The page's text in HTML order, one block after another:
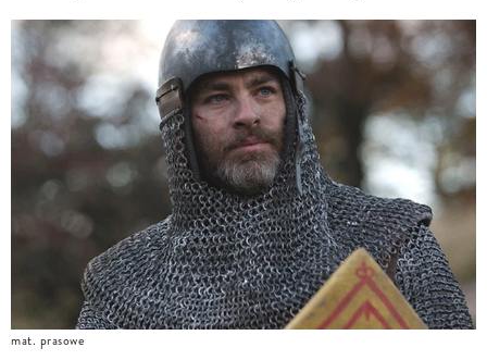
mat. prasowe